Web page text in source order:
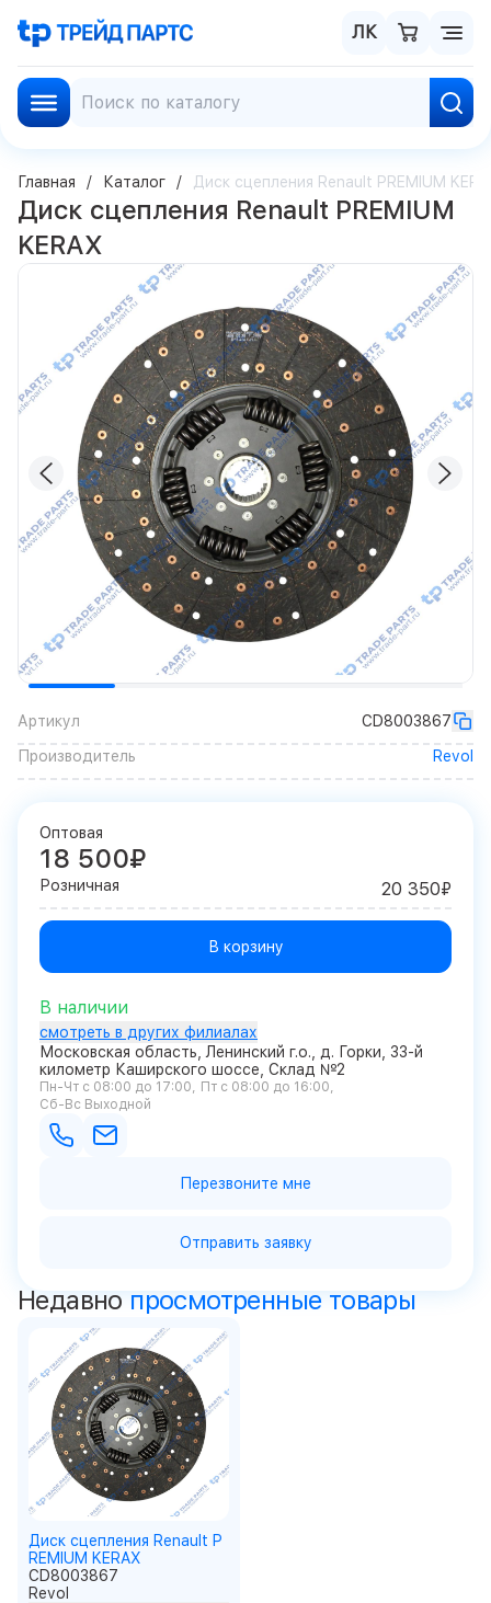
ЛК
Главная Каталог Диск сцепления Renault PREMIUM
Диск сцепления Renault PREMIUM
KERAX
Артикул
CD8003867
Производитель
Revol
Оптовая
18 500₽
Розничная 20 350₽
В корзину
В наличии
смотреть в других филиалах
Московская область, Ленинский г.о., д. Горки, 33-й
километр Каширского шоссе, Склад №2
Пн-Чт с 08:00 до 17:00
Пт с 08:00 до 16:00
Сб-Вс Выходной
Перезвоните мне
Отправить заявку
Недавно просмотренные товары
Диск сцепления Renault P
REMIUM KERAX
CD8003867
Revol